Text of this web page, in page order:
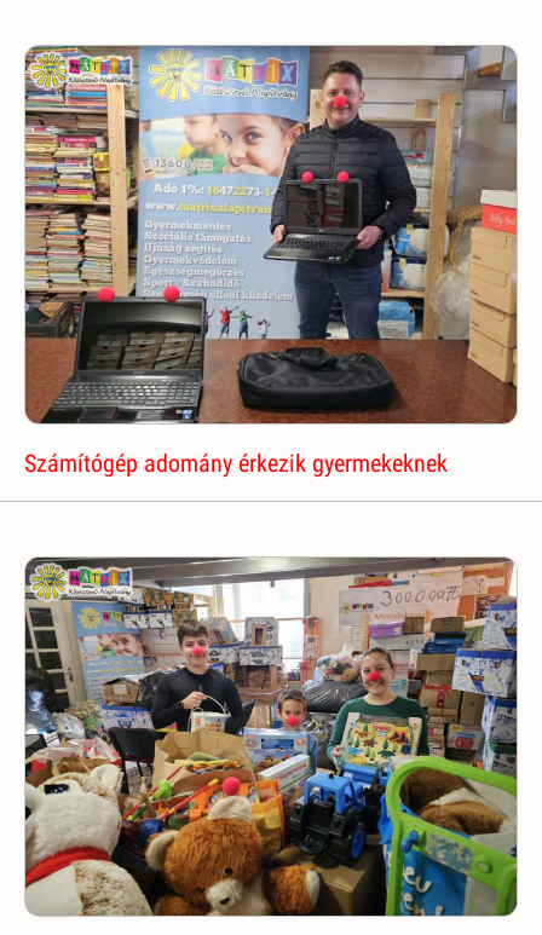
Számítógép adomány érkezik gyermekeknek